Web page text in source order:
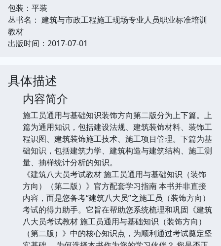
包装：平装
丛书名： 建筑与市政工程施工现场专业人员职业标准培训
教材
出版时间：2017-07-01
具体描述
内容简介
施工员通用与基础知识装饰方向第二版分为上下篇。上
篇为通用知识，包括建设法规、建筑装饰材料、装饰工
程识图、建筑装饰施工技术、施工项目管理。下篇为基
础知识，包括建筑力学、建筑构造与建筑结构、施工测
量、抽样统计分析的知识。
《建筑八大员考试教材 施工员通用与基础知识（装饰
方向）（第二版）》官方配套学习指南 本书并非直接
内容，而是您备考“建筑八大员”之施工员（装饰方向）
考试的得力助手。它旨在帮助您系统梳理和巩固《建筑
八大员考试教材 施工员通用与基础知识（装饰方向）
（第二版）》中的核心知识点，为顺利通过考试奠定坚